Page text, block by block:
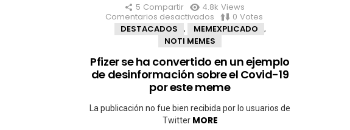
5 Compartir 4.8k Views
Comentarios desactivados en
Pfizer
se
ha
convertido
en
un
ejemplo
de
desinformación
sobre
el
0 Votes
DESTACADOS
, MEMEXPLICADO ,
NOTI MEMES
Pfizer se ha convertido en un ejemplo
de desinformación sobre el Covid-19
por este meme
La publicación no fue bien recibida por lo usuarios de
Twitter MORE